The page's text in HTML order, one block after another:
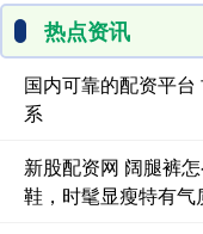
热点资讯
国内可靠的配资平台
系
新股配资网 阔腿裤
鞋，时髦显瘦特有气